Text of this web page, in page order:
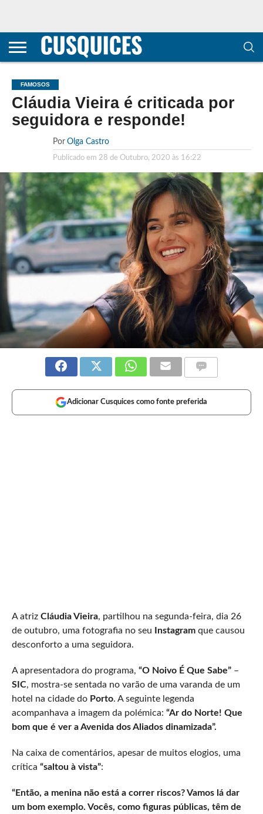
CONTACTOS
HOME
POLÍTICA DE
E COOKIES
SOBRE
TERMOS E
TRANSPARÊNCIA
METODOLOGIA
FAMOSOS
Cláudia Vieira é criticada por
seguidora e responde!
Por Olga Castro
Publicado em 28 de Outubro, 2020 às 16:22
Adicionar Cusquices como fonte preferida
A atriz Cláudia Vieira, partilhou na segunda-feira, dia 26
de outubro, uma fotografia no seu
Instagramque causou
desconforto a uma seguidora.
A apresentadora do programa, “O Noivo É Que Sabe”–
SIC, mostra-se sentada no varão de uma varanda de um
hotel na cidade do Porto. A seguinte legenda
acompanhava a imagem da polémica: “Ar do Norte! Que
bom que é ver a Avenida dos Aliados dinamizada”.
Na caixa de comentários, apesar de muitos elogios, uma
crítica “saltou à vista”:
“Então, a menina não está a correr riscos? Vamos lá dar
um bom exemplo. Vocês, como figuras públicas, têm de